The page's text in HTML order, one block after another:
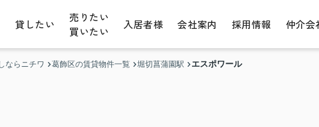
貸したい
売りたい
買いたい
入居者様 会社案内 採用情報 仲介会
ならニチワ 葛飾区の賃貸物件一覧 堀切菖蒲園駅 エスポワール